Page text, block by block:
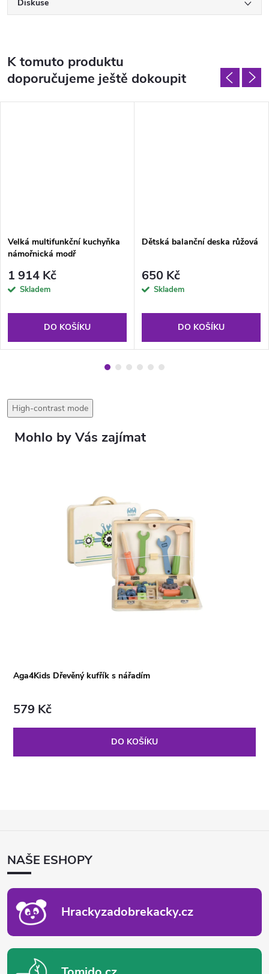
Diskuse
K tomuto produktu
doporučujeme ještě dokoupit
Velká multifunkční kuchyňka
námořnická modř
1 914 Kč
Skladem
DO KOŠÍKU
Dětská balanční deska růžová
650 Kč
Skladem
DO KOŠÍKU
High-contrast mode
Aga4Kids Dřevěný kufřík s nářadím
579 Kč
DO KOŠÍKU
ANAŠE ESHOPY
Hrackyzadobrekacky.cz